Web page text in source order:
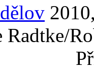
Radtke/